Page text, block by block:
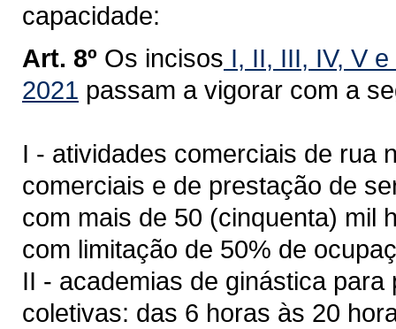
capacidade:
Art. 8º Os incisos I, II, III, IV, V e
2021 passam a vigorar com a
I - atividades comerciais de rua
comerciais e de prestação de
com mais de 50 (cinquenta) mil
com limitação de 50% de
II - academias de ginástica
coletivas: das 6 horas às 20